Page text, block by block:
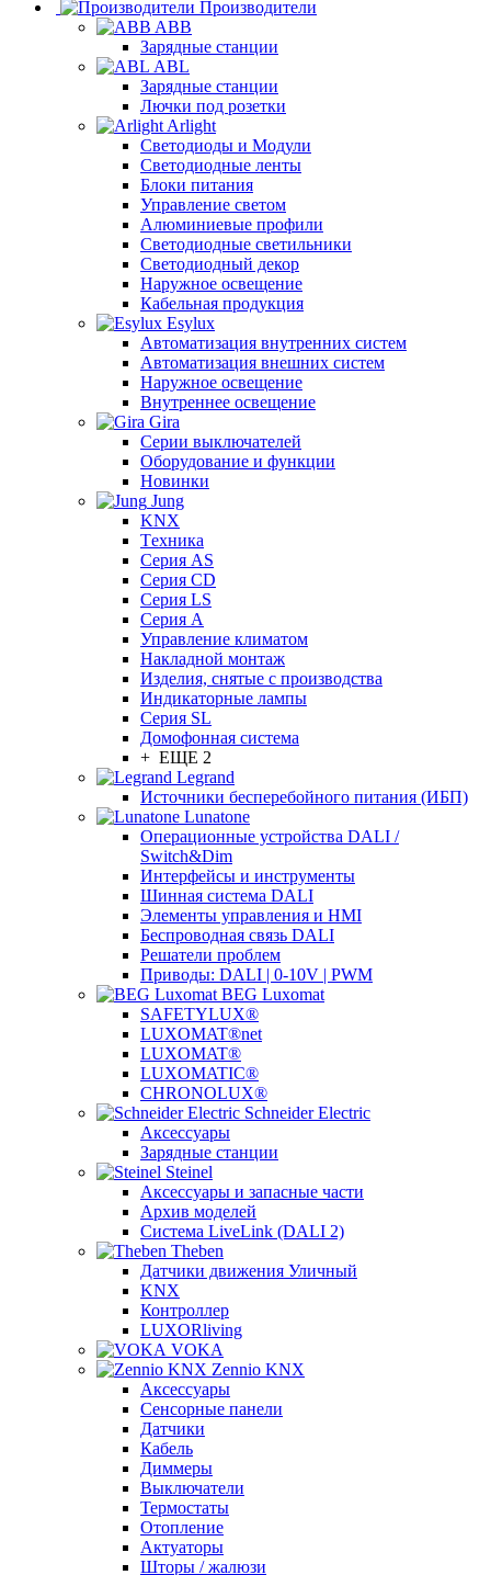
Производители
ABB
Зарядные станции
ABL
Зарядные станции
Лючки под розетки
Arlight
Светодиоды и Модули
Светодиодные ленты
Блоки питания
Управление светом
Алюминиевые профили
Светодиодные светильники
Светодиодный декор
Наружное освещение
Кабельная продукция
Esylux
Автоматизация внутренних систем
Автоматизация внешних систем
Наружное освещение
Внутреннее освещение
Gira
Серии выключателей
Оборудование и функции
Новинки
Jung
KNX
Tехника
Серия AS
Серия CD
Серия LS
Серия A
Управление климатом
Накладной монтаж
Изделия, снятые с производства
Индикаторные лампы
Серия SL
Домофонная система
+ ЕЩЕ 2
Legrand
Источники бесперебойного питания (ИБП)
Lunatone
Операционные устройства DALI /
Switch&Dim
Интерфейсы и инструменты
Шинная система DALI
Элементы управления и HMI
Беспроводная связь DALI
Решатели проблем
Приводы: DALI | 0-10V | PWM
BEG Luxomat
SAFETYLUX®
LUXOMAT®net
LUXOMAT®
LUXOMATIC®
CHRONOLUX®
Schneider Electric
Аксессуары
Зарядные станции
Steinel
Аксессуары и запасные части
Архив моделей
Система LiveLink (DALI 2)
Theben
Датчики движения Уличный
KNX
Контроллер
LUXORliving
VOKA
Zennio KNX
Аксессуары
Сенсорные панели
Датчики
Кабель
Диммеры
Выключатели
Термостаты
Отопление
Актуаторы
Шторы / жалюзи